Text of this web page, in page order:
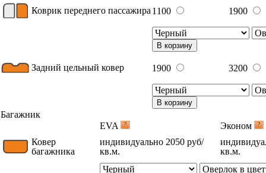
Коврик переднего пассажира 1100 1900
В корзину
Задний цельный ковер 1900 3200
В корзину
Багажник
EVA
Эконом
Ковер
багажника
индивидуально 2050 руб/
кв.м.
кв.м.